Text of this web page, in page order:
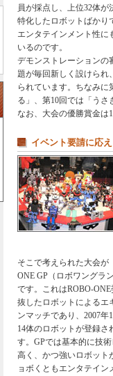
員が採点し、上位32体
特化したロボットばかり
エンタテインメント性に
いるのです。
デモンストレーションの
題が毎回新しく設けられ
られています。ちなみ
る」、第10回では「うさ
なお、大会の優勝賞金は
イベント要請に応
そこで考えられた大会が
ONE GP（ロボワングラ
です。これはROBO-
抜したロボットによるエ
ンマッチであり、2007年
14体のロボットが登録さ
す。GPでは基本的に技
高く、かつ強いロボット
ョボくともエンタテイ